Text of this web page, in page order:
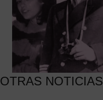
OTRAS NOTICIAS